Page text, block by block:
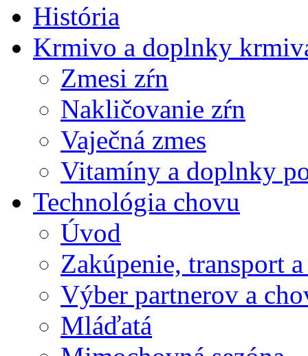
História
Krmivo a doplnky
Zmesi zŕn
Nakličovanie zŕn
Vaječná zmes
Vitamíny a doplnky
Technológia chovu
Úvod
Zakúpenie, transport
Výber partnerov a
Mláďatá